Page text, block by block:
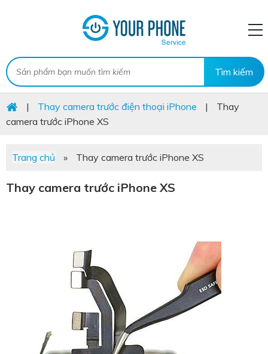
| Thay camera trước điện thoại iPhone |
Thay
camera trước iPhone XS
Trang chủ » Thay camera trước iPhone XS
Thay camera trước iPhone XS